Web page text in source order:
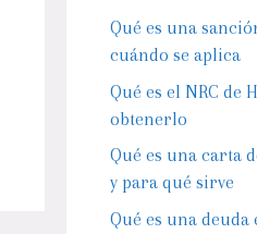
Qué es una
cuándo se aplica
Qué es el NRC de
obtenerlo
Qué es una carta
y para qué sirve
Qué es una deuda